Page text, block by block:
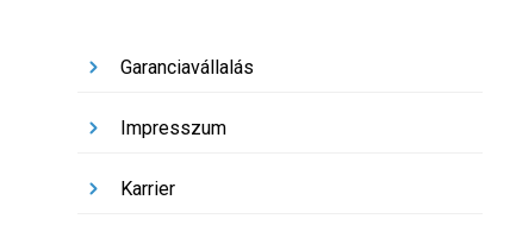
Garanciavállalás
Impresszum
Karrier